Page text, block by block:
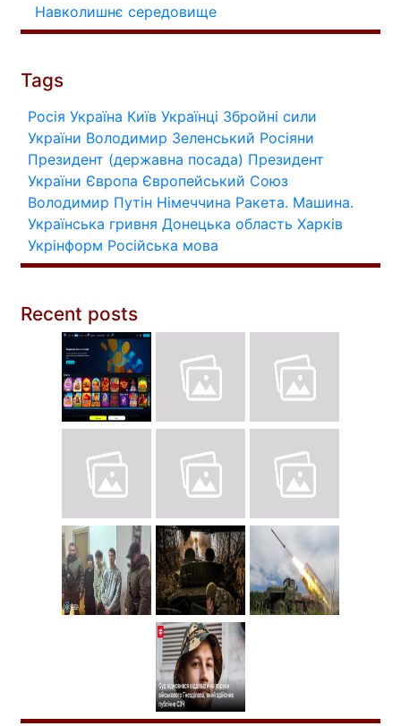
Навколишнє середовище
Tags
Росія Україна Київ Українці Збройні сили
України Володимир Зеленський Росіяни
Президент (державна посада) Президент
України Європа Європейський Союз
Володимир Путін Німеччина Ракета. Машина.
Українська гривня Донецька область Харків
Укрінформ Російська мова
Recent posts